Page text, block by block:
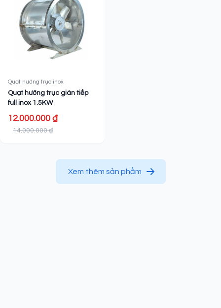
Quạt hướng trục inox
Quạt hướng trục gián tiếp
full inox 1.5KW
12.000.000 ₫
14.000.000 ₫
Xem thêm sản phẩm